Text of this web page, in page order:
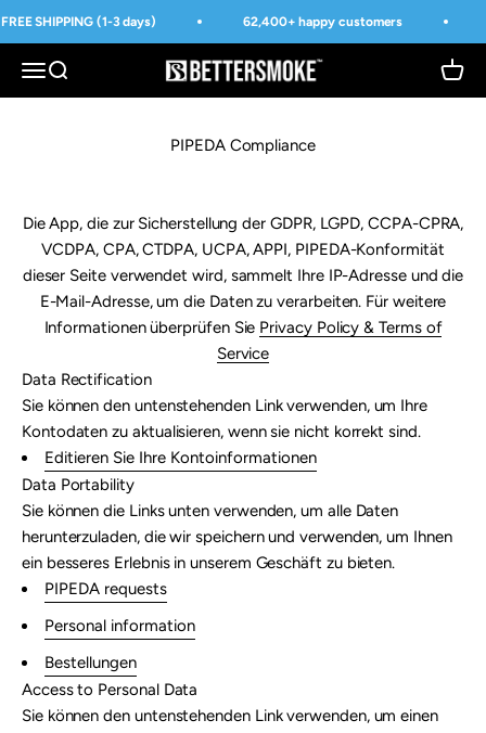
Skip to content
FREE SHIPPING (1-3 days) 62,400+ happy customers
Open navigation menu
Open search BetterSmoke™ Open
PIPEDA Compliance
Die App, die zur Sicherstellung der GDPR, LGPD, CCPA-CPRA,
VCDPA, CPA, CTDPA, UCPA, APPI, PIPEDA-Konformität
dieser Seite verwendet wird, sammelt Ihre IP-Adresse und die
E-Mail-Adresse, um die Daten zu verarbeiten. Für weitere
Informationen überprüfen Sie Privacy Policy & Terms of
Service
Data Rectification
Sie können den untenstehenden Link verwenden, um Ihre
Kontodaten zu aktualisieren, wenn sie nicht korrekt sind.
Editieren Sie Ihre Kontoinformationen
Data Portability
Sie können die Links unten verwenden, um alle Daten
herunterzuladen, die wir speichern und verwenden, um Ihnen
ein besseres Erlebnis in unserem Geschäft zu bieten.
PIPEDA requests
Personal information
Bestellungen
Access to Personal Data
Sie können den untenstehenden Link verwenden, um einen